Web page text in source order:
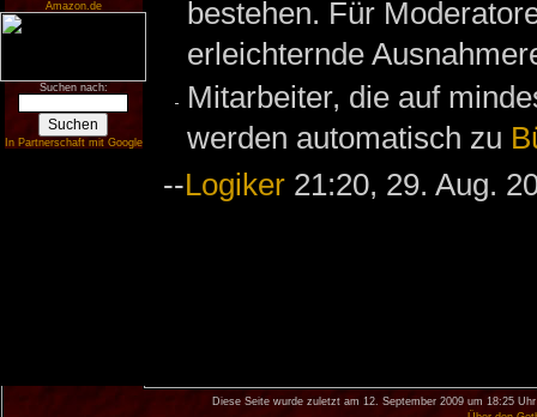
Amazon.de
Suchen nach:
In Partnerschaft mit Google
bestehen. Für
erleichternde
Mitarbeiter, die auf
werden automatisch zu
--Logiker21:20, 29. Aug.
Diese Seite wurde zuletzt am 12. September 2009 um 18:25